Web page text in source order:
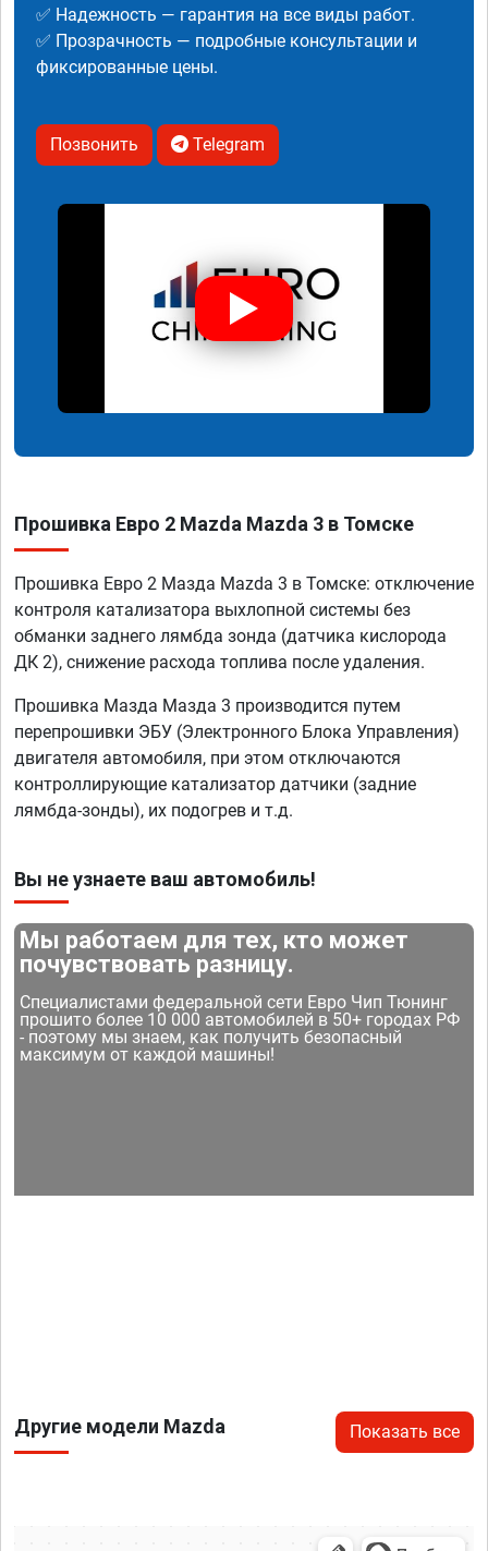
✅ Надежность — гарантия на все виды работ.
✅ Прозрачность — подробные консультации и
фиксированные цены.
Позвонить Telegram
Прошивка Евро 2 Mazda Mazda 3 в Томске
Прошивка Евро 2 Мазда Mazda 3 в Томске: отключение
контроля катализатора выхлопной системы без
обманки заднего лямбда зонда (датчика кислорода
ДК 2), снижение расхода топлива после удаления.
Прошивка Мазда Мазда 3 производится путем
перепрошивки ЭБУ (Электронного Блока Управления)
двигателя автомобиля, при этом отключаются
контроллирующие катализатор датчики (задние
лямбда-зонды), их подогрев и т.д.
Вы не узнаете ваш автомобиль!
Мы работаем для тех, кто может
почувствовать разницу.
Специалистами федеральной сети Евро Чип Тюнинг
прошито более 10 000 автомобилей в 50+ городах РФ
- поэтому мы знаем, как получить безопасный
максимум от каждой машины!
Другие модели Mazda Показать все